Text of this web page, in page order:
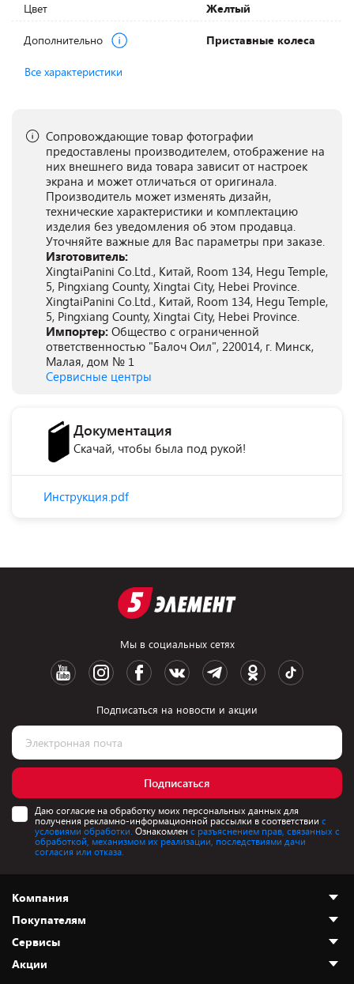
Цвет Желтый
Дополнительно Приставные колеса
Все характеристики
Сопровождающие товар фотографии
предоставлены производителем, отображение на
них внешнего вида товара зависит от настроек
экрана и может отличаться от оригинала.
Производитель может изменять дизайн,
технические характеристики и комплектацию
изделия без уведомления об этом продавца.
Уточняйте важные для Вас параметры при заказе.
Изготовитель:
XingtaiPanini Co.Ltd., Китай, Room 134, Hegu Temple,
5, Pingxiang County, Xingtai City, Hebei Province.
XingtaiPanini Co.Ltd., Китай, Room 134, Hegu Temple,
5, Pingxiang County, Xingtai City, Hebei Province.
Импортер: Общество с ограниченной
ответственностью "Балоч Оил", 220014, г. Минск,
Малая, дом № 1
Сервисные центры
Документация
Скачай, чтобы была под рукой!
Инструкция.pdf
Мы в социальных сетях
Подписаться на новости и акции
Подписаться
Даю согласие на обработку моих персональных данных для
получения рекламно-информационной рассылки в соответствии с
условиями обработки. Ознакомлен с разъяснением прав, связанных с
обработкой, механизмом их реализации, последствиями дачи
согласия или отказа.
Компания
О нас
Адреса магазинов
Новости
Покупателям
Как сделать заказ
Оплата и доставка
Сервисы
Акции